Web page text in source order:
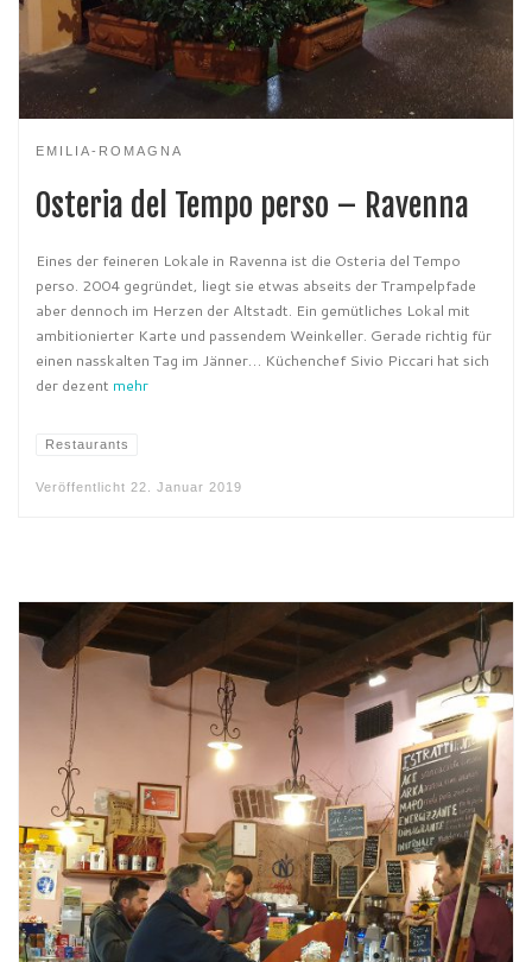
EMILIA-ROMAGNA
Osteria del Tempo perso – Ravenna
Eines der feineren Lokale in Ravenna ist die Osteria del Tempo
perso. 2004 gegründet, liegt sie etwas abseits der Trampelpfade
aber dennoch im Herzen der Altstadt. Ein gemütliches Lokal mit
ambitionierter Karte und passendem Weinkeller. Gerade richtig für
einen nasskalten Tag im Jänner… Küchenchef Sivio Piccari hat sich
der dezent mehr
Restaurants
Veröffentlicht 22. Januar 2019